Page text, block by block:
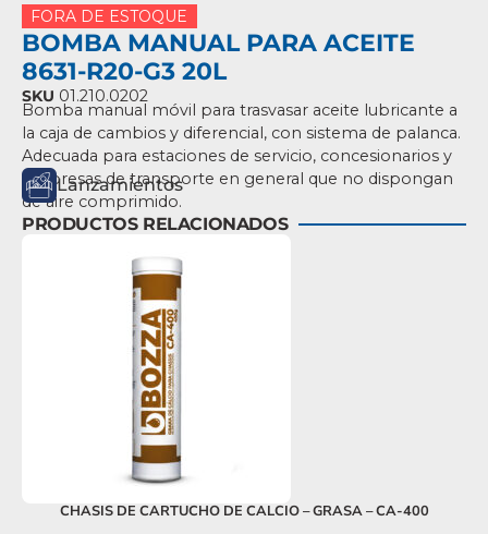
FORA DE ESTOQUE
BOMBA MANUAL PARA ACEITE
8631-R20-G3 20L
SKU 01.210.0202
Bomba manual móvil para trasvasar aceite lubricante a
la caja de cambios y diferencial, con sistema de palanca.
Adecuada para estaciones de servicio, concesionarios y
empresas de transporte en general que no dispongan
de aire comprimido.
Lanzamientos
PRODUCTOS RELACIONADOS
CHASIS DE CARTUCHO DE CALCIO – GRASA – CA-400